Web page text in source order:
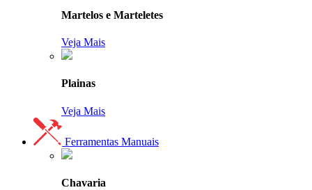
Martelos e Marteletes
Veja Mais
Plainas
Veja Mais
Ferramentas Manuais
Chavaria